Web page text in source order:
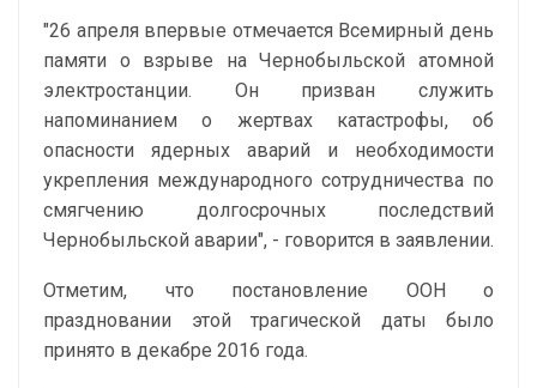
"26 апреля впервые отмечается Всемирный день
памяти о взрыве на Чернобыльской атомной
электростанции. Он призван служить
напоминанием о жертвах катастрофы, об
опасности ядерных аварий и необходимости
укрепления международного сотрудничества по
смягчению долгосрочных последствий
Чернобыльской аварии", - говорится в заявлении.
Отметим, что постановление ООН о
праздновании этой трагической даты было
принято в декабре 2016 года.